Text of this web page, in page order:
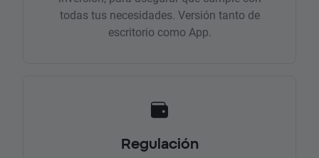
todas tus necesidades. Versión tanto de
escritorio como App.
Regulación